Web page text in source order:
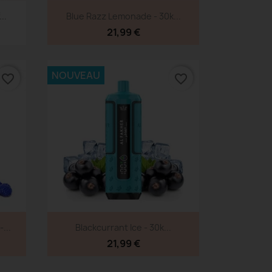
Aperçu rapide
Blue Razz Lemonade - 30k...
21,99 €
favorite_border
Aperçu rapide
Blackcurrant Ice - 30k...
21,99 €
NOUVEAU favorite_border